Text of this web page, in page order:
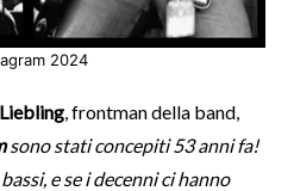
2024
, frontman della band,
sono stati concepiti 53 anni fa!
e se i decenni ci hanno